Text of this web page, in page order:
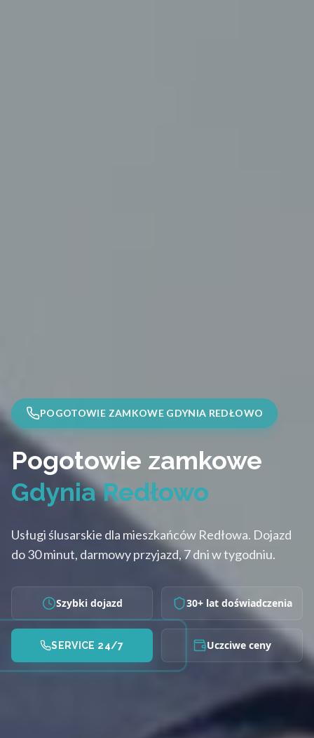
POGOTOWIE ZAMKOWE GDYNIA REDŁOWO
Pogotowie zamkowe
Gdynia Redłowo
Usługi ślusarskie dla mieszkańców Redłowa. Dojazd
do 30 minut, darmowy przyjazd, 7 dni w tygodniu.
Szybki dojazd 30+ lat doświadczenia
SERVICE 24/7 Uczciwe ceny